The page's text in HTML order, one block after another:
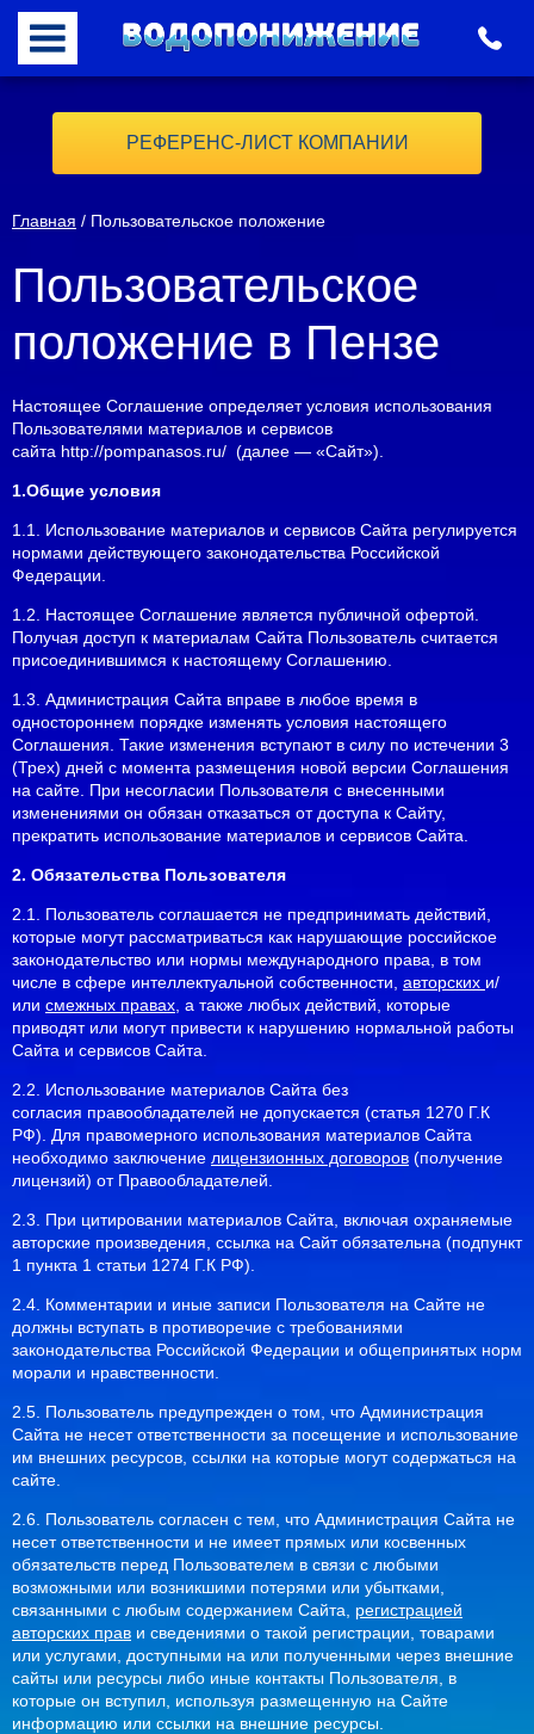
РЕФЕРЕНС-ЛИСТ КОМПАНИИ
Главная / Пользовательское положение
Пользовательское
положение в Пензе
Настоящее Соглашение определяет условия использования
Пользователями материалов и сервисов
сайта http://pompanasos.ru/ (далее — «Сайт»).
1.Общие условия
1.1. Использование материалов и сервисов Сайта регулируется
нормами действующего законодательства Российской
Федерации.
1.2. Настоящее Соглашение является публичной офертой.
Получая доступ к материалам Сайта Пользователь считается
присоединившимся к настоящему Соглашению.
1.3. Администрация Сайта вправе в любое время в
одностороннем порядке изменять условия настоящего
Соглашения. Такие изменения вступают в силу по истечении 3
(Трех) дней с момента размещения новой версии Соглашения
на сайте. При несогласии Пользователя с внесенными
изменениями он обязан отказаться от доступа к Сайту,
прекратить использование материалов и сервисов Сайта.
2. Обязательства Пользователя
2.1. Пользователь соглашается не предпринимать действий,
которые могут рассматриваться как нарушающие российское
законодательство или нормы международного права, в том
числе в сфере интеллектуальной собственности, авторских и/
или смежных правах , а также любых действий, которые
приводят или могут привести к нарушению нормальной работы
Сайта и сервисов Сайта.
2.2. Использование материалов Сайта без
согласия правообладателей не допускается (статья 1270 Г.К
РФ). Для правомерного использования материалов Сайта
необходимо заключение лицензионных договоров (получение
лицензий) от Правообладателей.
2.3. При цитировании материалов Сайта, включая охраняемые
авторские произведения, ссылка на Сайт обязательна (подпункт
1 пункта 1 статьи 1274 Г.К РФ).
2.4. Комментарии и иные записи Пользователя на Сайте не
должны вступать в противоречие с требованиями
законодательства Российской Федерации и общепринятых норм
морали и нравственности.
2.5. Пользователь предупрежден о том, что Администрация
Сайта не несет ответственности за посещение и использование
им внешних ресурсов, ссылки на которые могут содержаться на
сайте.
2.6. Пользователь согласен с тем, что Администрация Сайта не
несет ответственности и не имеет прямых или косвенных
обязательств перед Пользователем в связи с любыми
возможными или возникшими потерями или убытками,
связанными с любым содержанием Сайта, регистрацией
авторских прав и сведениями о такой регистрации, товарами
или услугами, доступными на или полученными через внешние
сайты или ресурсы либо иные контакты Пользователя, в
которые он вступил, используя размещенную на Сайте
информацию или ссылки на внешние ресурсы.